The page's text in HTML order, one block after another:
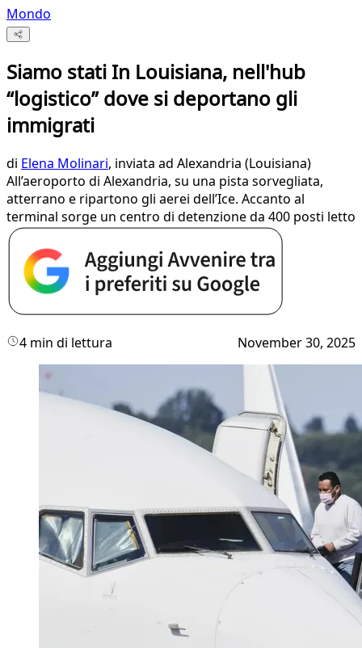
Mondo
Siamo stati In Louisiana, nell'hub
“logistico” dove si deportano gli
immigrati
di Elena Molinari, inviata ad Alexandria (Louisiana)
All’aeroporto di Alexandria, su una pista sorvegliata,
atterrano e ripartono gli aerei dell’Ice. Accanto al
terminal sorge un centro di detenzione da 400 posti letto
4 min di lettura November 30, 2025